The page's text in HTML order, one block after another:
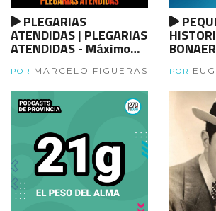
PLEGARIAS
ATENDIDAS | PLEGARIAS
ATENDIDAS - Máximo
POR MARCELO FIGUERAS Cuando
la
POR